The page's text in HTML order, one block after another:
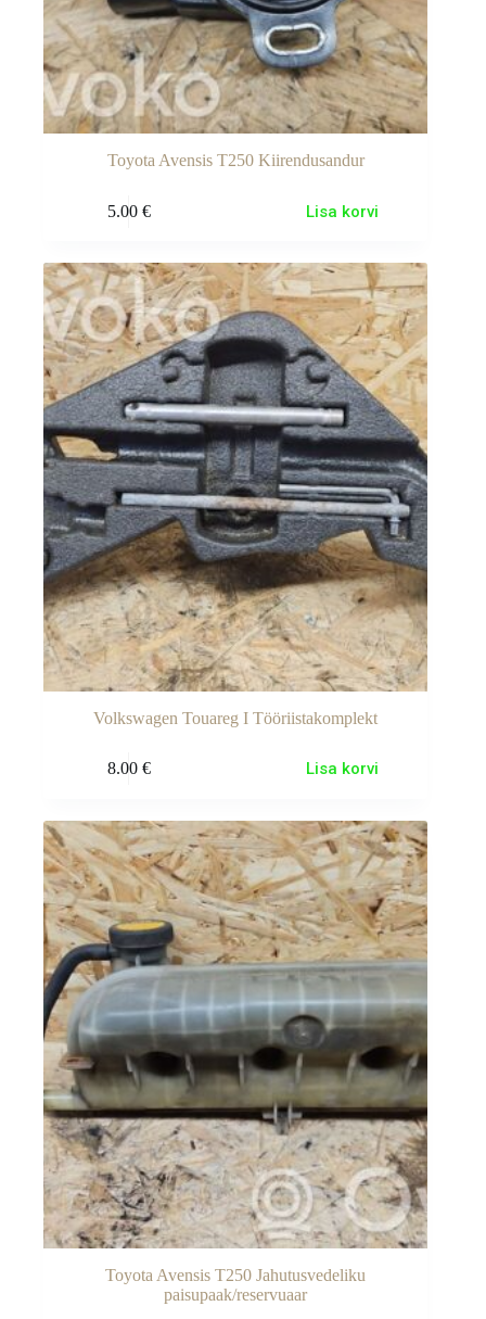
Toyota Avensis T250 Kiirendusandur
5.00 € Lisa korvi
Volkswagen Touareg I Tööriistakomplekt
8.00 € Lisa korvi
Toyota Avensis T250 Jahutusvedeliku
paisupaak/reservuaar